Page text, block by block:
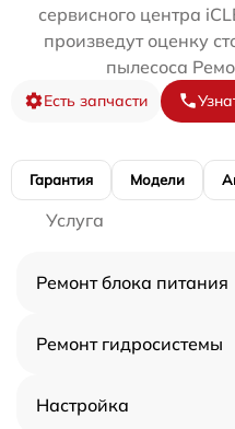
сервисного центра
произведут оценку
пылесоса
Есть запчасти
Гарантия Модели
Услуга
Ремонт блока питания
Ремонт гидросистемы
Настройка